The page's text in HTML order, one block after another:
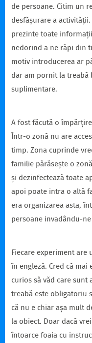
de persoane. Citim un
desfășurare a
prezinte toate
nedorind a ne răpi din
motiv introducerea ar
dar am pornit la
suplimentare.
A fost făcută o
Într-o zonă nu are
timp. Zona cuprinde
familie părăsește o
și dezinfectează toate
apoi poate intra o altă
era organizarea asta,
persoane invadându-
Fiecare experiment
în engleză. Cred că
curios să văd care sunt
treabă este obligatoriu
că nu e chiar așa mult
la obiect. Doar dacă
întoarce foaia cu